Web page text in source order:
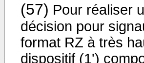
(57) Pour réaliser
décision pour
format RZ à très
dispositif (1')